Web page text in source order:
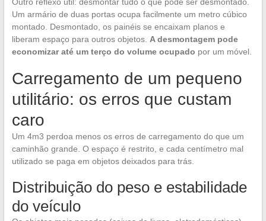
Um armário de duas portas ocupa facilmente um metro cúbico
montado. Desmontado, os painéis se encaixam planos e
liberam espaço para outros objetos. A desmontagem pode
economizar até um terço do volume ocupado por um móvel.
Carregamento de um pequeno
utilitário: os erros que custam
caro
Um 4m3 perdoa menos os erros de carregamento do que um
caminhão grande. O espaço é restrito, e cada centímetro mal
utilizado se paga em objetos deixados para trás.
Distribuição do peso e estabilidade
do veículo